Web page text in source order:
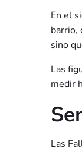
En el
barrio,
sino
Las
medir
Las